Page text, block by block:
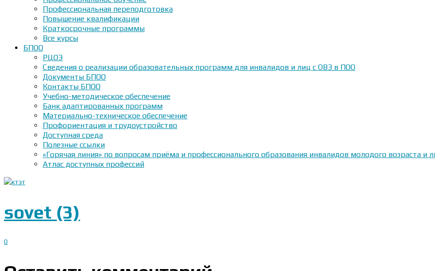
Профессиональная переподготовка
Повышение квалификации
Краткосрочные программы
Все курсы
БПОО
РЦОЭ
Сведения о реализации образовательных программ для инвалидов и лиц с ОВЗ в ПОО
Документы БПОО
Контакты БПОО
Учебно-методическое обеспечение
Банк адаптированных программ
Материально-техническое обеспечение
Профориентация и трудоустройство
Доступная среда
Полезные ссылки
«Горячая линия» по вопросам приёма и профессионального образования инвалидов молодого возраста
Атлас доступных профессий
sovet (3)
0